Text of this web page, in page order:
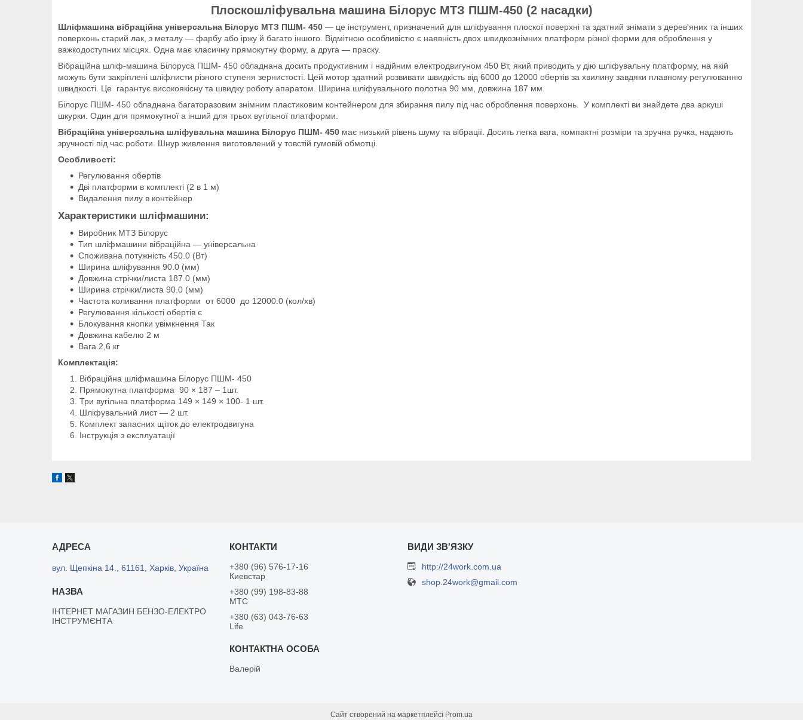
Плоскошліфувальна машина Білорус МТЗ ПШМ-450 (2 насадки)
Шліфмашина вібраційна універсальна Білорус МТЗ ПШМ- 450 — це інструмент, призначений для шліфування плоскої поверхні та здатний знімати з дерев'яних та інших
поверхонь старий лак, з металу — фарбу або іржу й багато іншого. Відмітною особливістю є наявність двох швидкознімних платформ різної форми для оброблення у
важкодоступних місцях. Одна має класичну прямокутну форму, а друга — праску.
Вібраційна шліф-машина Білоруса ПШМ- 450 обладнана досить продуктивним і надійним електродвигуном 450 Вт, який приводить у дію шліфувальну платформу, на якій
можуть бути закріплені шліфлисти різного ступеня зернистості. Цей мотор здатний розвивати швидкість від 6000 до 12000 обертів за хвилину завдяки плавному регулюванню
швидкості. Це гарантує високоякісну та швидку роботу апаратом. Ширина шліфувального полотна 90 мм, довжина 187 мм.
Білорус ПШМ- 450 обладнана багаторазовим знімним пластиковим контейнером для збирання пилу під час оброблення поверхонь. У комплекті ви знайдете два аркуші
шкурки. Один для прямокутної а інший для трьох вугільної платформи.
Вібраційна універсальна шліфувальна машина Білорус ПШМ- 450 має низький рівень шуму та вібрації. Досить легка вага, компактні розміри та зручна ручка, надають
зручності під час роботи. Шнур живлення виготовлений у товстій гумовій обмотці.
Особливості:
Регулювання обертів
Дві платформи в комплекті (2 в 1 м)
Видалення пилу в контейнер
Характеристики шліфмашини:
Виробник МТЗ Білорус
Тип шліфмашини вібраційна — універсальна
Споживана потужність 450.0 (Вт)
Ширина шліфування 90.0 (мм)
Довжина стрічки/листа 187.0 (мм)
Ширина стрічки/листа 90.0 (мм)
Частота коливання платформи от 6000 до 12000.0 (кол/хв)
Регулювання кількості обертів є
Блокування кнопки увімкнення Так
Довжина кабелю 2 м
Вага 2,6 кг
Комплектація:
Вібраційна шліфмашина Білорус ПШМ- 450
Прямокутна платформа 90 × 187 – 1шт.
Три вугільна платформа 149 × 149 × 100- 1 шт.
Шліфувальний лист — 2 шт.
Комплект запасних щіток до електродвигуна
Інструкція з експлуатації
вул. Щепкіна 14., 61161, Харків, Україна
ІНТЕРНЕТ МАГАЗИН БЕНЗО-ЕЛЕКТРО
ІНСТРУМЄНТА
+380 (96) 576-17-16
Киевстар
+380 (99) 198-83-88
MTC
+380 (63) 043-76-63
Life
Валерій
http://24work.com.ua
shop.24work@gmail.com
Сайт створений на маркетплейсі Prom.ua